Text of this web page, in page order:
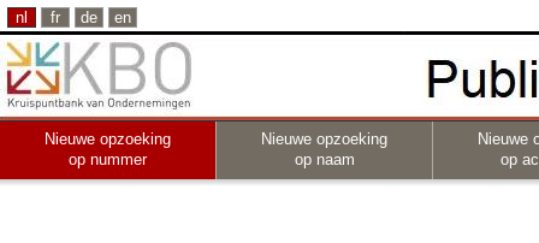
nl fr de en
Nieuwe opzoeking
op nummer
Nieuwe opzoeking
op naam
Nieuwe
op